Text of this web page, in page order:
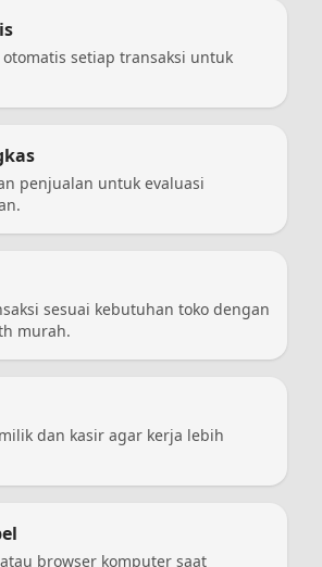
setiap transaksi untuk
penjualan untuk evaluasi
sesuai kebutuhan toko dengan
murah.
dan kasir agar kerja lebih
browser komputer saat